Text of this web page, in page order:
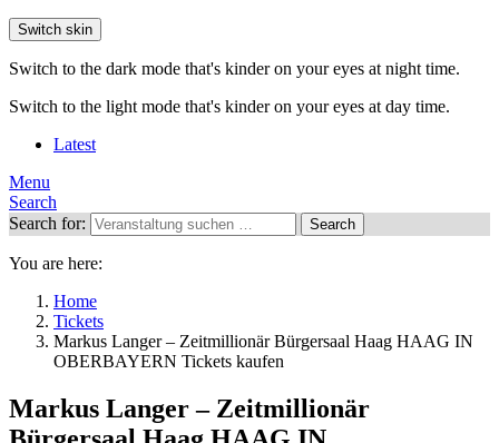
Switch skin
Switch to the dark mode that's kinder on your eyes at night time.
Switch to the light mode that's kinder on your eyes at day time.
Latest
Menu
Search
Search for:
Search
You are here:
Home
Tickets
Markus Langer – Zeitmillionär Bürgersaal Haag HAAG IN
OBERBAYERN Tickets kaufen
Markus Langer – Zeitmillionär